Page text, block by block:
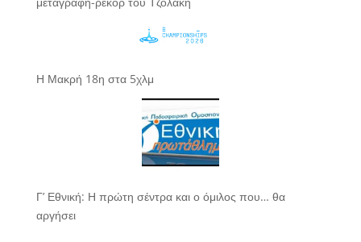
Η Μακρή 18η στα 5χλμ
Γ’ Εθνική: Η πρώτη σέντρα και ο όμιλος που… θα
αργήσει